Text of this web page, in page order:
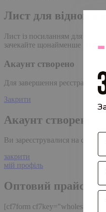
Лист для
Лист із посиланням для
зачекайте щонайменше 10
Акаунт створено
Для завершення реєстрації,
Закрити
Акаунт створено
Ви зареєструвалися на сайті
закрити
мій профіль
Оптовий прайс
[cf7form cf7key="wholesale-